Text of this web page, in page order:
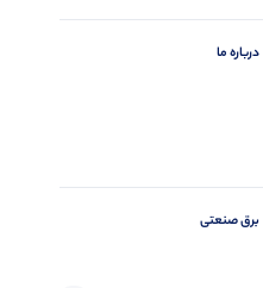
درباره ما
برق صنعتی